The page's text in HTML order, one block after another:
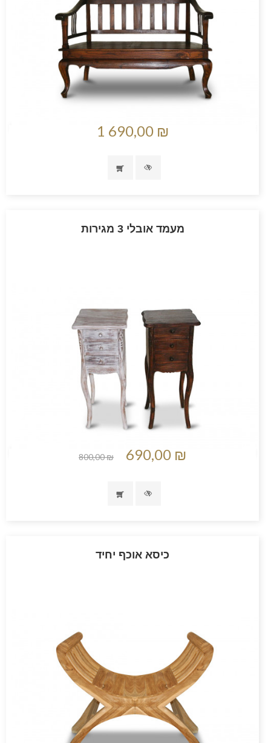
1 690,00 ₪
מעמד אובלי 3 מגירות
800,00 ₪ 690,00 ₪
כיסא אוכף יחיד